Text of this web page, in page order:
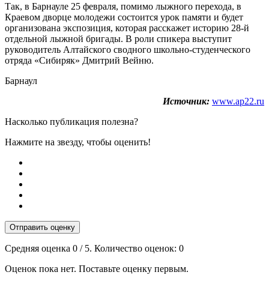
Так, в Барнауле 25 февраля, помимо лыжного перехода, в
Краевом дворце молодежи состоится урок памяти и будет
организована экспозиция, которая расскажет историю 28-й
отдельной лыжной бригады. В роли спикера выступит
руководитель Алтайского сводного школьно-студенческого
отряда «Сибиряк» Дмитрий Вейню.
Барнаул
Источник: www.ap22.ru
Насколько публикация полезна?
Нажмите на звезду, чтобы оценить!
Отправить оценку
Средняя оценка 0 / 5. Количество оценок: 0
Оценок пока нет. Поставьте оценку первым.